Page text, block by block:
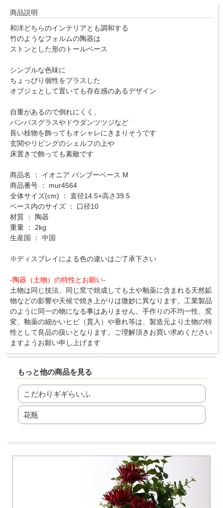
商品説明
和洋どちらのインテリアとも調和する
竹のようなフォルムの陶器は
ストンとした形のトールベース
シンプルな色味に
ちょっぴり個性をプラスした
オブジェとして置いても存在感のあるデザイン
自重があるので倒れにくく、
パンパスグラスやドウダンツツジなど
長い枝物を飾ってもオシャレにきまりそうです
玄関やリビングのシェルフの上や
床置きで飾っても素敵です
商品名 ： イオニア バンブーベース M
商品番号 ： mur4564
全体サイズ(cm) ： 直径14.5×高さ39.5
ベース内のサイズ ： 口径10
材質 ： 陶器
重量 ： 2kg
生産国 ： 中国
※ディスプレイによる色の違いはご了承下さい
-陶器（土物）の特性とお願い-
土物は同じ技法、同じ窯で焼成しても土や釉薬に含まれる天然鉱
物などの影響や天候で焼き上がりは微妙に異なります。工業製品
のように同一の物になる事はありません。手作りの不均一性、窯
変、釉薬の細かいヒビ（貫入）や垂れ等は、製造元より土物の特
性として良品の扱いとなります。ご理解頂きお買い求めください
ますようお願い申し上げます
もっと他の商品を見る
こだわりギギらいふ
花瓶